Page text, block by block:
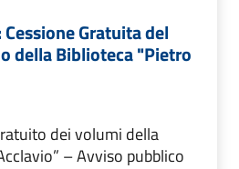
Gratuita del
della Biblioteca "Pietro
dei volumi della
– Avviso pubblico